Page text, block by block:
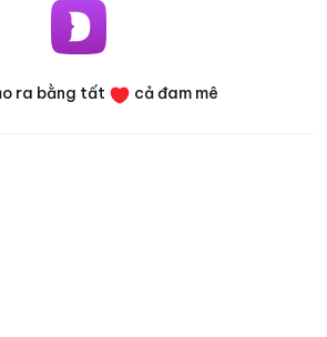
Nếu có bất kỳ thắc mắc nào, đội
hàng luôn sẵn sàng giúp đỡ toàn
sản phẩm Dolphin ngay từ khi mới
trợ đa nền tảng là sản phẩm đầu tiên
sau đó là trình duyệt ẩn danh.
nào thiết lập tốt hơn Dolphin khi
ra bằng tất cả đam mê